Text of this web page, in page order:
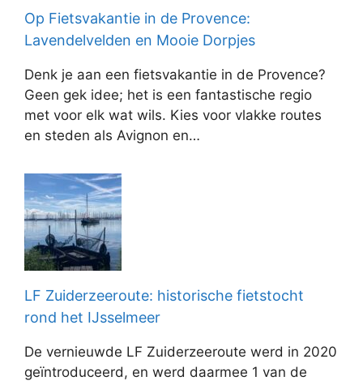
Op Fietsvakantie in de Provence:
Lavendelvelden en Mooie Dorpjes
Denk je aan een fietsvakantie in de Provence?
Geen gek idee; het is een fantastische regio
met voor elk wat wils. Kies voor vlakke routes
en steden als Avignon en…
LF Zuiderzeeroute: historische fietstocht
rond het IJsselmeer
De vernieuwde LF Zuiderzeeroute werd in 2020
geïntroduceerd, en werd daarmee 1 van de